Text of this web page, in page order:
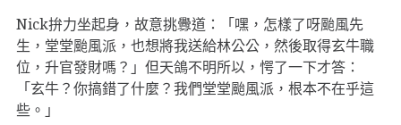
Nick拚力坐起身，故意挑釁道：「嘿，怎樣了呀颱風先
生，堂堂颱風派，也想將我送給林公公，然後取得玄牛職
位，升官發財嗎？」但天鴿不明所以，愕了一下才答：
「玄牛？你搞錯了什麼？我們堂堂颱風派，根本不在乎這
些。」